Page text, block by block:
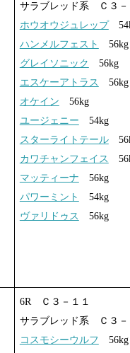
サラブレッド系 Ｃ３
ホウオウジュレップ
ハンメルフェスト
56kg
グレイソニック
56kg
エスケーアトラス
56kg
オケイン 56kg
ユージェニー 54kg
スターライトテール
カワチャンフェイス
マッティーナ 56kg
パワーミント
54kg
ヴァリドゥス
56kg
6R Ｃ３－１１
サラブレッド系 Ｃ３
コスモシーウルフ 56kg